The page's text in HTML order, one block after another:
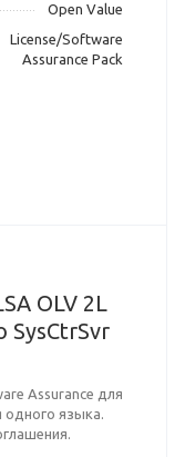
Open Value
License/Software
Assurance Pack
OLV 2L
SysCtrSvr
Assurance для
одного языка.